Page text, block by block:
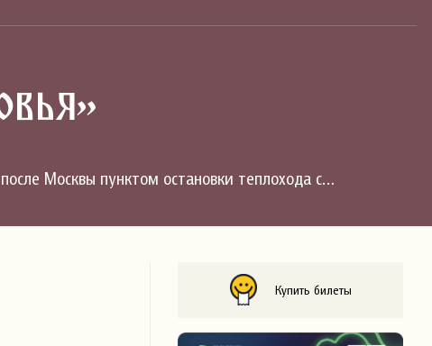
Москвы пунктом остановки теплохода с…
Купить билеты